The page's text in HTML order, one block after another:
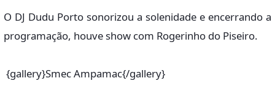
O DJ Dudu Porto sonorizou a solenidade e encerrando a
programação, houve show com Rogerinho do Piseiro.
{gallery}Smec Ampamac{/gallery}